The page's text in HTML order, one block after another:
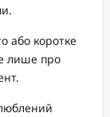
або коротке
лише про